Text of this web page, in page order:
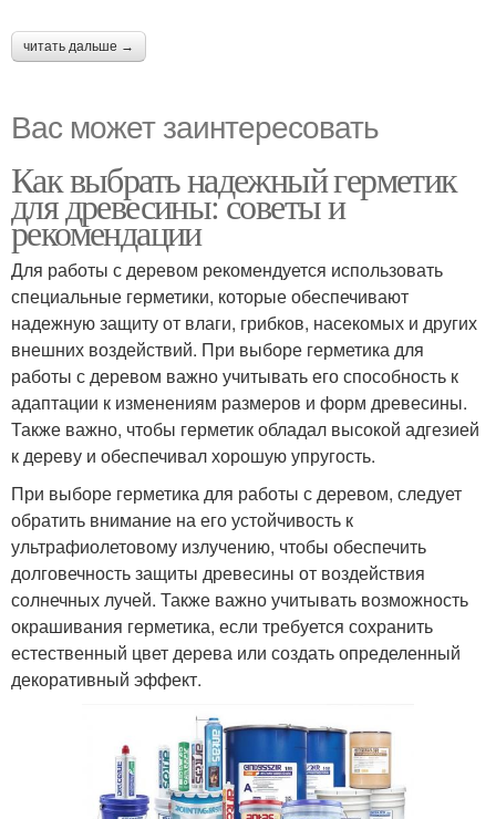
читать дальше →
Вас может заинтересовать
Как выбрать надежный герметик
для древесины: советы и
рекомендации
Для работы с деревом рекомендуется использовать
специальные герметики, которые обеспечивают
надежную защиту от влаги, грибков, насекомых и других
внешних воздействий. При выборе герметика для
работы с деревом важно учитывать его способность к
адаптации к изменениям размеров и форм древесины.
Также важно, чтобы герметик обладал высокой адгезией
к дереву и обеспечивал хорошую упругость.
При выборе герметика для работы с деревом, следует
обратить внимание на его устойчивость к
ультрафиолетовому излучению, чтобы обеспечить
долговечность защиты древесины от воздействия
солнечных лучей. Также важно учитывать возможность
окрашивания герметика, если требуется сохранить
естественный цвет дерева или создать определенный
декоративный эффект.